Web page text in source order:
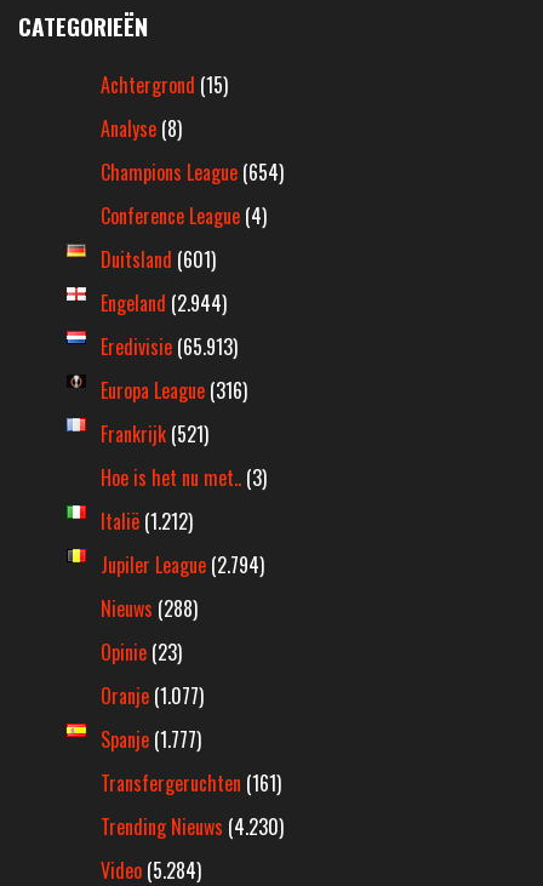
CATEGORIEËN
Achtergrond (15)
Analyse (8)
Champions League (654)
Conference League (4)
Duitsland (601)
Engeland (2.944)
Eredivisie (65.913)
Europa League (316)
Frankrijk (521)
Hoe is het nu met.. (3)
Italië (1.212)
Jupiler League (2.794)
Nieuws (288)
Opinie (23)
Oranje (1.077)
Spanje (1.777)
Transfergeruchten (161)
Trending Nieuws (4.230)
Video (5.284)